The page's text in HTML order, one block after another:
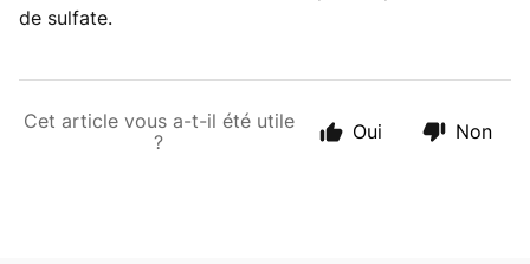
de sulfate.
Cet article vous a-t-il été utile
?
Oui Non